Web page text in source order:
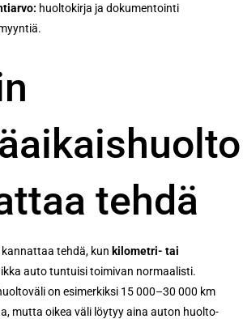
huoltokirja ja dokumentointi
tehdä
tehdä, kun kilometri- tai
auto tuntuisi toimivan normaalisti.
on esimerkiksi 15 000–30 000 km
mutta oikea väli löytyy aina auton huolto-